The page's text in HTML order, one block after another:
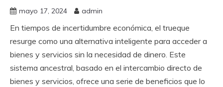
mayo 17, 2024 admin
En tiempos de incertidumbre económica, el trueque
resurge como una alternativa inteligente para acceder a
bienes y servicios sin la necesidad de dinero. Este
sistema ancestral, basado en el intercambio directo de
bienes y servicios, ofrece una serie de beneficios que lo